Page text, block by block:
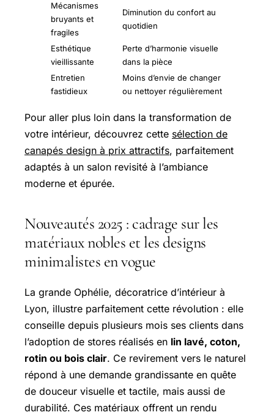
Mécanismes
bruyants et
fragiles
Diminution du confort au
quotidien
Esthétique
vieillissante
Perte d’harmonie visuelle
dans la pièce
Entretien
fastidieux
Moins d’envie de changer
ou nettoyer régulièrement
Pour aller plus loin dans la transformation de
votre intérieur, découvrez cette sélection de
canapés design à prix attractifs, parfaitement
adaptés à un salon revisité à l’ambiance
moderne et épurée.
Nouveautés 2025 : cadrage sur les
matériaux nobles et les designs
minimalistes en vogue
La grande Ophélie, décoratrice d’intérieur à
Lyon, illustre parfaitement cette révolution : elle
conseille depuis plusieurs mois ses clients dans
l’adoption de stores réalisés en lin lavé, coton,
rotin ou bois clair. Ce revirement vers le naturel
répond à une demande grandissante en quête
de douceur visuelle et tactile, mais aussi de
durabilité. Ces matériaux offrent un rendu